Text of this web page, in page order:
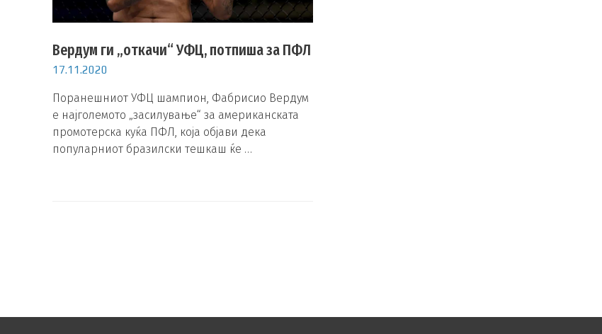
Вердум ги „откачи“ УФЦ, потпиша за ПФЛ
17.11.2020
Поранешниот УФЦ шампион, Фабрисио Вердум
е најголемото „засилување“ за американската
промотерска куќа ПФЛ, која објави дека
популарниот бразилски тешкаш ќе …